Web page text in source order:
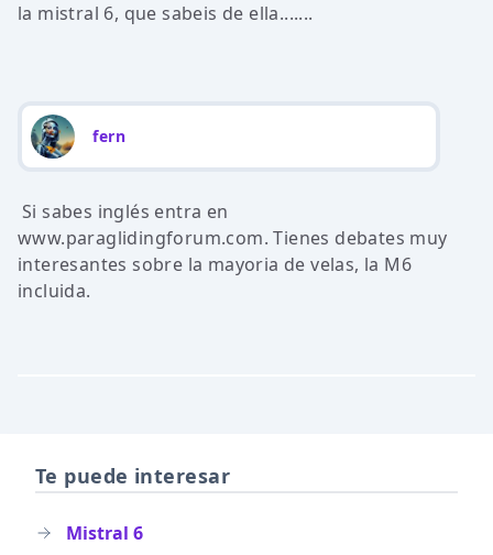
la mistral 6, que sabeis de ella.......
fern
Si sabes inglés entra en
www.paraglidingforum.com. Tienes debates muy
interesantes sobre la mayoria de velas, la M6
incluida.
Te puede interesar
Mistral 6